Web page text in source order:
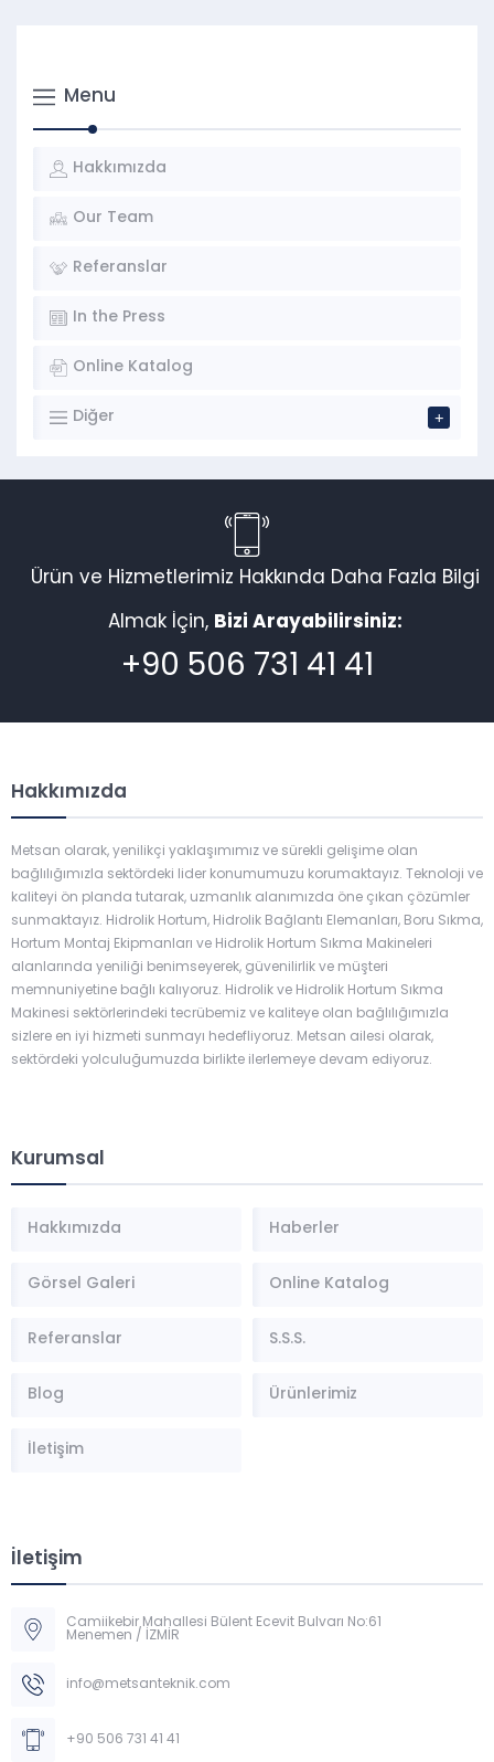
Menu
Hakkımızda
Our Team
Referanslar
In the Press
Online Katalog
Diğer
Ürün ve Hizmetlerimiz Hakkında Daha Fazla Bilgi
Almak İçin, Bizi Arayabilirsiniz:
+90 506 731 41 41
Hakkımızda
Metsan olarak, yenilikçi yaklaşımımız ve sürekli gelişime olan
bağlılığımızla sektördeki lider konumumuzu korumaktayız. Teknoloji ve
kaliteyi ön planda tutarak, uzmanlık alanımızda öne çıkan çözümler
sunmaktayız. Hidrolik Hortum, Hidrolik Bağlantı Elemanları, Boru Sıkma,
Hortum Montaj Ekipmanları ve Hidrolik Hortum Sıkma Makineleri
alanlarında yeniliği benimseyerek, güvenilirlik ve müşteri
memnuniyetine bağlı kalıyoruz. Hidrolik ve Hidrolik Hortum Sıkma
Makinesi sektörlerindeki tecrübemiz ve kaliteye olan bağlılığımızla
sizlere en iyi hizmeti sunmayı hedefliyoruz. Metsan ailesi olarak,
sektördeki yolculuğumuzda birlikte ilerlemeye devam ediyoruz.
Kurumsal
Hakkımızda Haberler
Görsel Galeri Online Katalog
Referanslar S.S.S.
Blog Ürünlerimiz
İletişim
İletişim
Camiikebir Mahallesi Bülent Ecevit Bulvarı No:61
Menemen / İZMİR
info@metsanteknik.com
+90 506 731 41 41